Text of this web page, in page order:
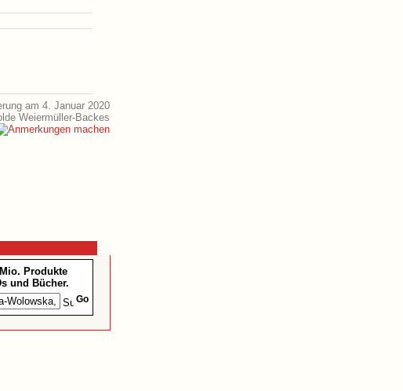
am 4. Januar 2020
Weiermüller-Backes
Produkte
und Bücher.
Go